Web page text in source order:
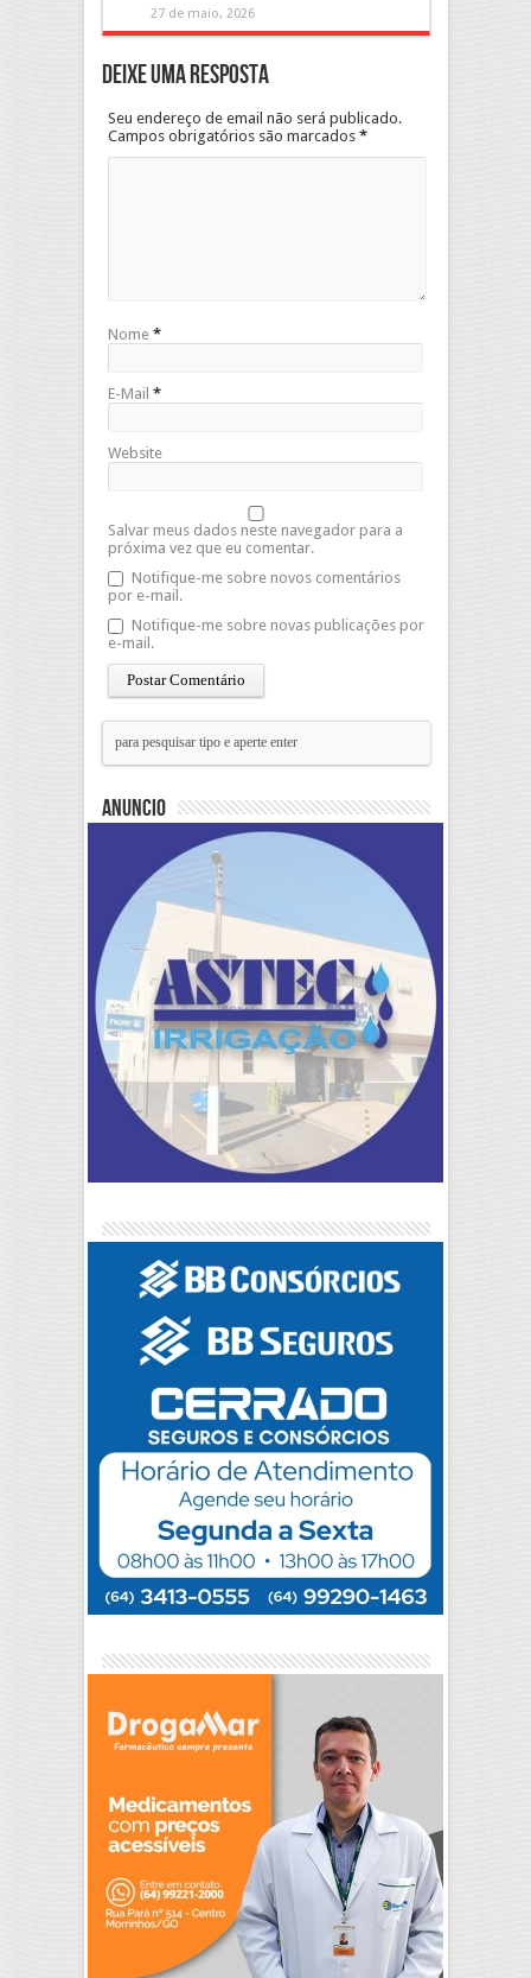
27 de maio, 2026
Deixe uma resposta
Seu endereço de email não será publicado.
Campos obrigatórios são marcados *
Nome *
E-Mail *
Website
Salvar meus dados neste navegador para a
próxima vez que eu comentar.
Notifique-me sobre novos comentários
por e-mail.
Notifique-me sobre novas publicações por
e-mail.
Anuncio